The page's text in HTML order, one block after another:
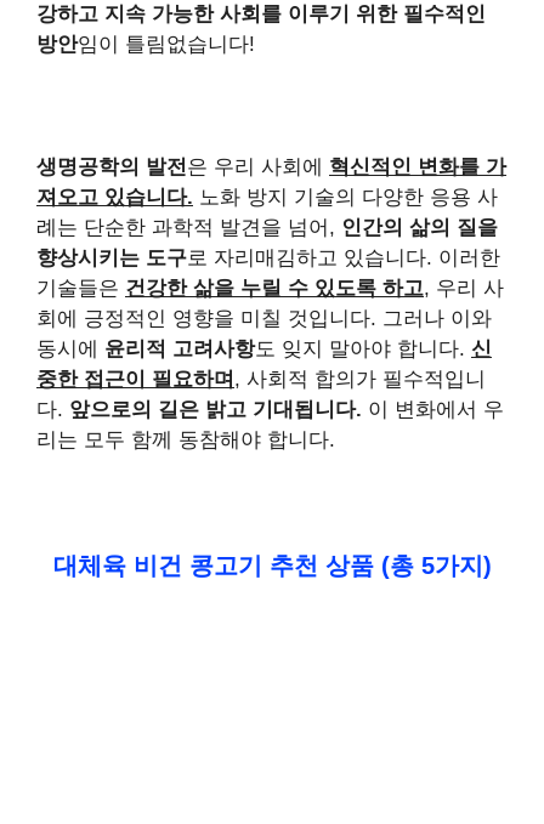
강하고 지속 가능한 사회를 이루기 위한 필수적인
방안임이 틀림없습니다!
생명공학의 발전 은 우리 사회에 혁신적인 변화를 가
져오고 있습니다. 노화 방지 기술의 다양한 응용 사
례는 단순한 과학적 발견을 넘어, 인간의 삶의 질을
향상시키는 도구로 자리매김하고 있습니다. 이러한
기술들은 건강한 삶을 누릴 수 있도록 하고, 우리 사
회에 긍정적인 영향을 미칠 것입니다. 그러나 이와
동시에 윤리적 고려사항도 잊지 말아야 합니다. 신
중한 접근이 필요하며 , 사회적 합의가 필수적입니
다. 앞으로의 길은 밝고 기대됩니다. 이 변화에서 우
리는 모두 함께 동참해야 합니다.
대체육 비건 콩고기 추천 상품 (총 5가지)